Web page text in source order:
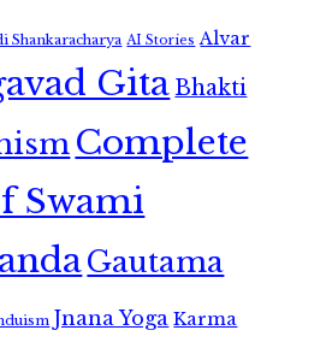
Shankaracharya AI Stories Alvar
GitaBhakti
Complete
Swami
Gautama
Jnana Yoga Karma